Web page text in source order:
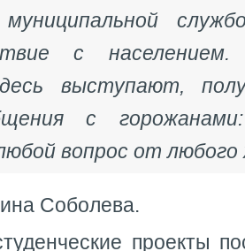
с
выступают,
с
вопрос от
Соболева.
проекты